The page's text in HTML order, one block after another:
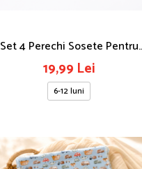
Set 4 Perechi Sosete Pentru
Bebelusi. 6-12 Luni
19,99 Lei
6-12 luni